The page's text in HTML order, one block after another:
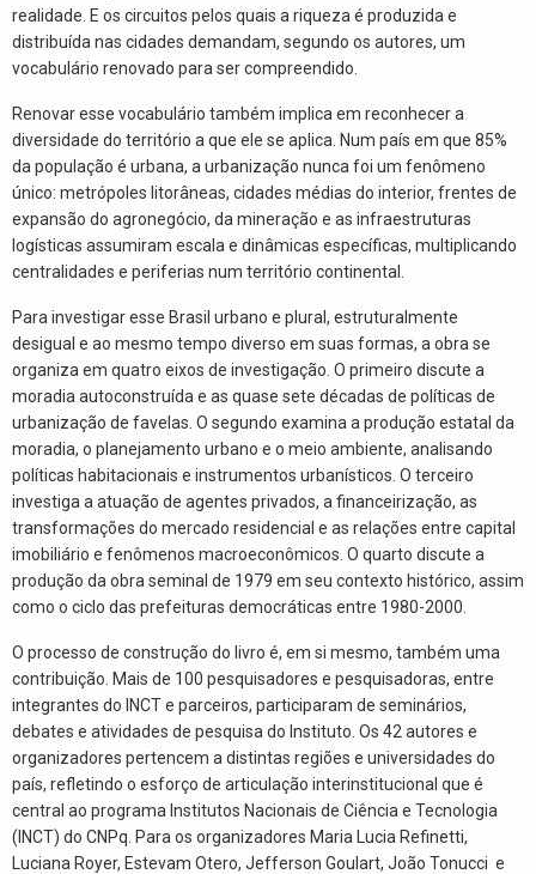
realidade. E os circuitos pelos quais a riqueza é produzida e
distribuída nas cidades demandam, segundo os autores, um
vocabulário renovado para ser compreendido.
Renovar esse vocabulário também implica em reconhecer a
diversidade do território a que ele se aplica. Num país em que 85%
da população é urbana, a urbanização nunca foi um fenômeno
único: metrópoles litorâneas, cidades médias do interior, frentes de
expansão do agronegócio, da mineração e as infraestruturas
logísticas assumiram escala e dinâmicas específicas, multiplicando
centralidades e periferias num território continental.
Para investigar esse Brasil urbano e plural, estruturalmente
desigual e ao mesmo tempo diverso em suas formas, a obra se
organiza em quatro eixos de investigação. O primeiro discute a
moradia autoconstruída e as quase sete décadas de políticas de
urbanização de favelas. O segundo examina a produção estatal da
moradia, o planejamento urbano e o meio ambiente, analisando
políticas habitacionais e instrumentos urbanísticos. O terceiro
investiga a atuação de agentes privados, a financeirização, as
transformações do mercado residencial e as relações entre capital
imobiliário e fenômenos macroeconômicos. O quarto discute a
produção da obra seminal de 1979 em seu contexto histórico, assim
como o ciclo das prefeituras democráticas entre 1980-2000.
O processo de construção do livro é, em si mesmo, também uma
contribuição. Mais de 100 pesquisadores e pesquisadoras, entre
integrantes do INCT e parceiros, participaram de seminários,
debates e atividades de pesquisa do Instituto. Os 42 autores e
organizadores pertencem a distintas regiões e universidades do
país, refletindo o esforço de articulação interinstitucional que é
central ao programa Institutos Nacionais de Ciência e Tecnologia
(INCT) do CNPq. Para os organizadores Maria Lucia Refinetti,
Luciana Royer, Estevam Otero, Jefferson Goulart, João Tonucci e